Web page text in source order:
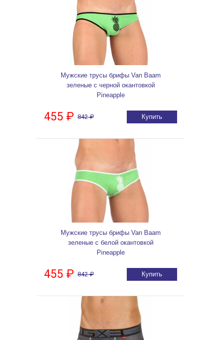
Мужские трусы брифы Van Baam
зеленые с черной окантовкой
Pineapple
455 ₽ 842 ₽ Купить
Мужские трусы брифы Van Baam
зеленые с белой окантовкой
Pineapple
455 ₽ 842 ₽ Купить